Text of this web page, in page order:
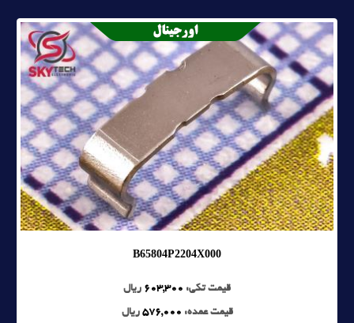
B65804P2204X000
قیمت تکی: 603,300 ریال
قیمت عمده: 576,000 ریال